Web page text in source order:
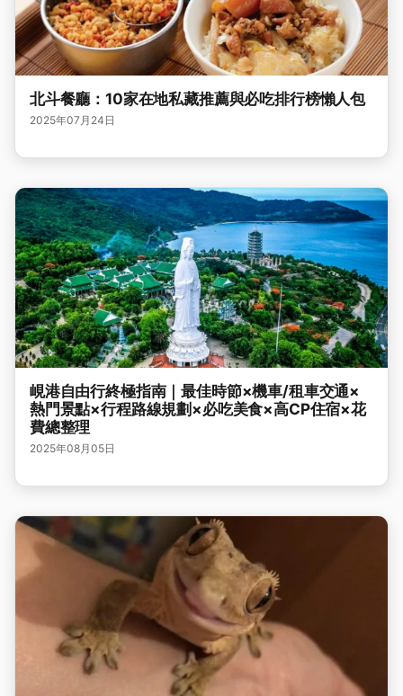
北斗餐廳：10家在地私藏推薦與必吃排行榜懶人包
2025年07月24日
峴港自由行終極指南｜最佳時節×機車/租車交通×
熱門景點×行程路線規劃×必吃美食×高CP住宿×花
費總整理
2025年08月05日